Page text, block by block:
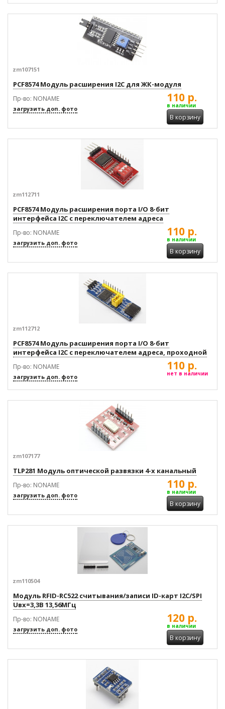
zm107151
PCF8574 Модуль расширения I2C для ЖК-модуля
Пр-во: NONAME
загрузить доп. фото
110 р.
в наличии
В корзину
zm112711
PCF8574 Модуль расширения порта I/O 8-бит
интерфейса I2C с переключателем адреса
Пр-во: NONAME
загрузить доп. фото
110 р.
в наличии
В корзину
zm112712
PCF8574 Модуль расширения порта I/O 8-бит
интерфейса I2C с переключателем адреса, проходной
Пр-во: NONAME
загрузить доп. фото
110 р.
нет в наличии
zm107177
TLP281 Модуль оптической развязки 4-х канальный
Пр-во: NONAME
загрузить доп. фото
110 р.
в наличии
В корзину
zm110504
Модуль RFID-RC522 считывания/записи ID-карт I2C/SPI
Uвх=3,3В 13,56МГц
Пр-во: NONAME
загрузить доп. фото
120 р.
в наличии
В корзину